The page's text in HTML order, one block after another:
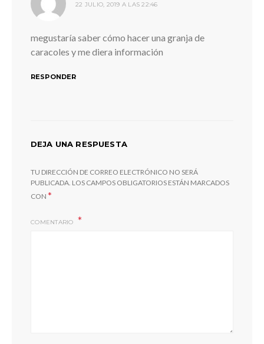
22 JULIO, 2019 A LAS 22:46
megustaría saber cómo hacer una granja de
caracoles y me diera información
RESPONDER
DEJA UNA RESPUESTA
TU DIRECCIÓN DE CORREO ELECTRÓNICO NO SERÁ
PUBLICADA. LOS CAMPOS OBLIGATORIOS ESTÁN MARCADOS
CON *
COMENTARIO